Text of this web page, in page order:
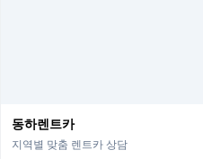
동하렌트카
지역별 맞춤 렌트카 상담